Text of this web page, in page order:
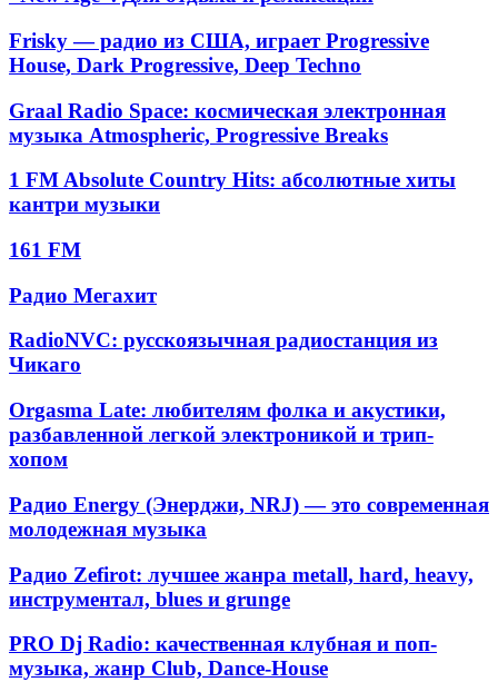
age:
композиции
в
“New
Для
и
релаксации
Frisky
—
радио
США,
играет
House,
Dark
Progressive,
Techno
Frisky — радио из США, играет Progressive
House, Dark Progressive, Deep Techno
Graal
Space:
электронная
музыка
Progressive
Graal Radio Space: космическая электронная
музыка Atmospheric, Progressive Breaks
1
Absolute
Hits:
хиты
музыки
1 FM Absolute Country Hits: абсолютные хиты
кантри музыки
161
161 FM
Радио
Мегахит
Радио Мегахит
RadioNVC:
русскоязычная
радиостанция
Чикаго
RadioNVC: русскоязычная радиостанция из
Чикаго
Orgasma
Late:
любителям
фолка
акустики,
разбавленной
электроникой
и
трип-
Orgasma Late: любителям фолка и акустики,
разбавленной легкой электроникой и трип-
хопом
Радио
Energy
(Энерджи,
—
это
молодежная
музыка
Радио Energy (Энерджи, NRJ) — это современная
молодежная музыка
Радио
Zefirot:
лучшее
metall,
hard,
Радио Zefirot: лучшее жанра metall, hard, heavy,
инструментал, blues и grunge
PRO
Radio:
PRO Dj Radio: качественная клубная и поп-
музыка, жанр Club, Dance-House